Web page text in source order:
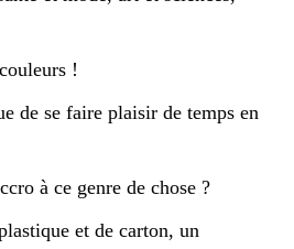
!
de se faire plaisir de temps en
à ce genre de chose ?
et de carton, un